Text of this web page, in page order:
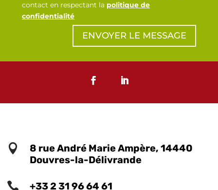
contact en respectant la politique de
confidentialité
ENVOYER LE MESSAGE

8 rue André Marie Ampère, 14440
Douvres-la-Délivrande
 +33 2 31 96 64 61